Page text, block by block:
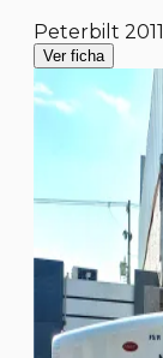
Peterbilt 2011
Ver ficha